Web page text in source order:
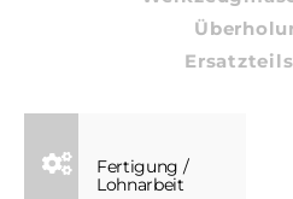
Fertigung /
Lohnarbeit